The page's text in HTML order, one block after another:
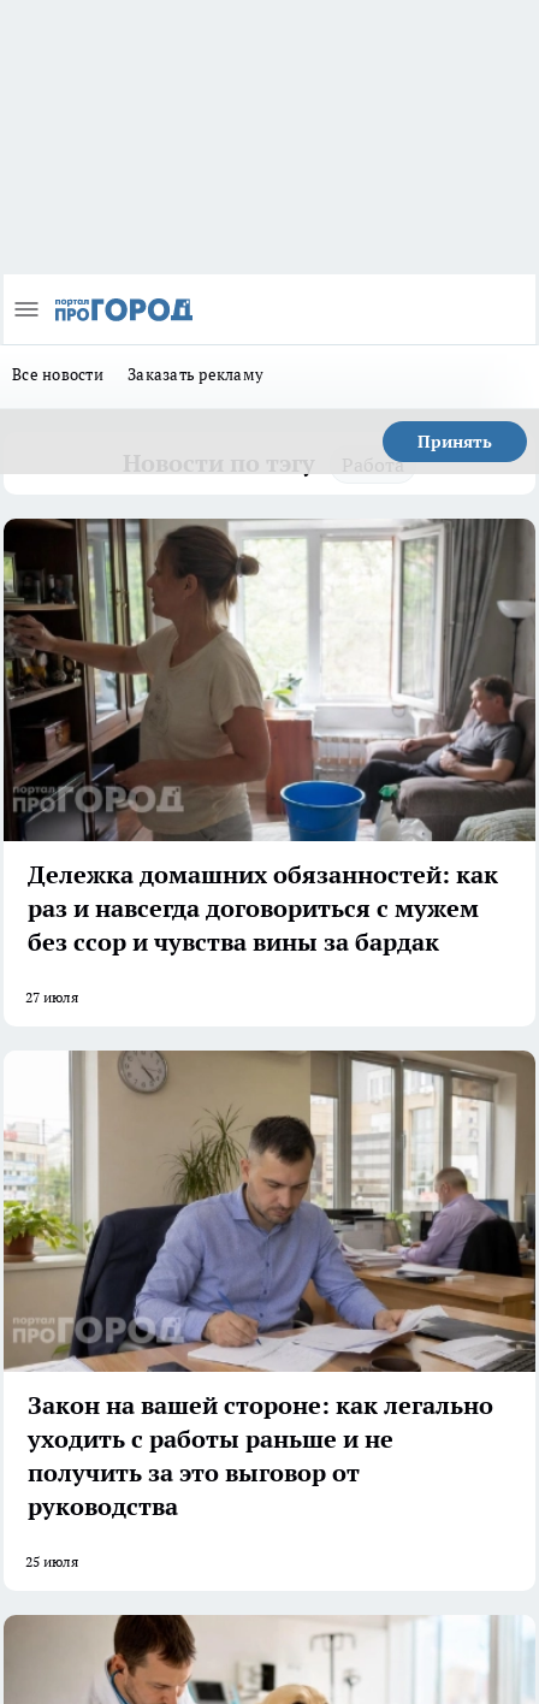
Все новости Заказать рекламу
Принять
Работа
Дележка домашних обязанностей: как
раз и навсегда договориться с мужем
без ссор и чувства вины за бардак
27 июля
Закон на вашей стороне: как легально
уходить с работы раньше и не
получить за это выговор от
руководства
25 июля